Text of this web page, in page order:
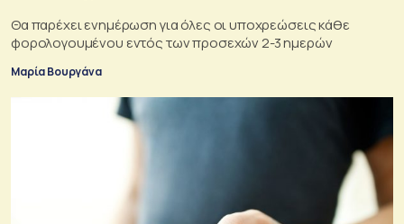
Θα παρέχει ενημέρωση για όλες οι υποχρεώσεις κάθε
φορολογουμένου εντός των προσεχών 2-3 ημερών
Μαρία Βουργάνα